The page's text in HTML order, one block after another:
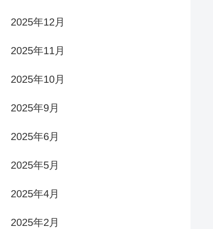
2025年12月
2025年11月
2025年10月
2025年9月
2025年6月
2025年5月
2025年4月
2025年2月